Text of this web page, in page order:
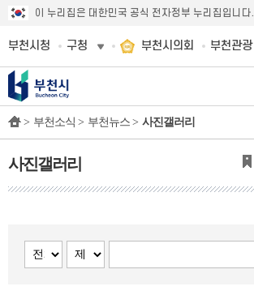
이 누리집은 대한민국 공식 전자정부 누리집입니다.
부천시청 구청 부천시의회 부천관광
> 부천소식 > 부천뉴스 > 사진갤러리
사진갤러리